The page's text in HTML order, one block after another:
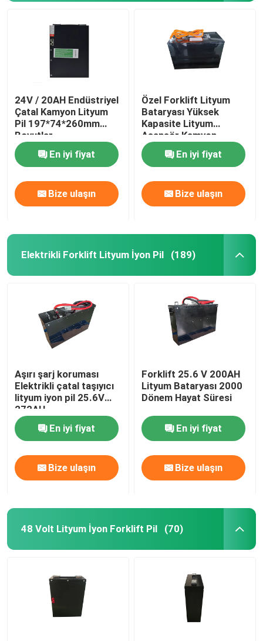
24V / 20AH Endüstriyel
Çatal Kamyon Lityum
Pil 197*74*260mm
Boyutlar
En iyi fiyat
Bize ulaşın
Özel Forklift Lityum
Bataryası Yüksek
Kapasite Lityum
Asansör Kamyon
Bataryası 400Ah
En iyi fiyat
Bize ulaşın
Elektrikli Forklift Lityum İyon Pil (189)
Aşırı şarj koruması
Elektrikli çatal taşıyıcı
lityum iyon pil 25.6V
272AH
En iyi fiyat
Bize ulaşın
Forklift 25.6 V 200AH
Lityum Bataryası 2000
Dönem Hayat Süresi
En iyi fiyat
Bize ulaşın
48 Volt Lityum İyon Forklift Pil (70)